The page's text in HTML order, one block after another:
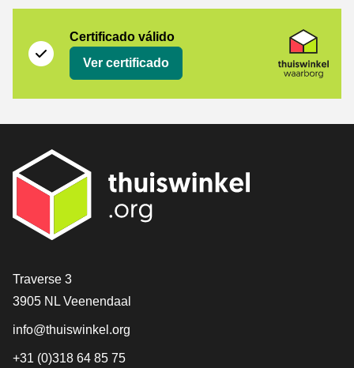
Certificado válido
Ver certificado
[_General:Contact]
Traverse 3
3905 NL Veenendaal
info@thuiswinkel.org
+31 (0)318 64 85 75